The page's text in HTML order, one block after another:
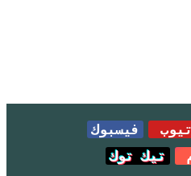
فيسبوك
تيك توك